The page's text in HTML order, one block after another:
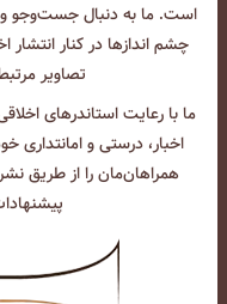
است. ما به دنبال جست‌و‌جو
چشم انداز‌ها در کنار انتشار
تصاویر
ما با رعایت استاندرهای
اخبار، درستی و امانتداری
همراهان‌مان را از طریق